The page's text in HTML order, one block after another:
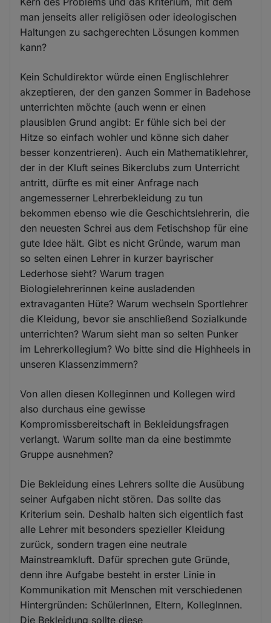
man jenseits aller religiösen oder ideologischen
Haltungen zu sachgerechten Lösungen kommen
kann?
Kein Schuldirektor würde einen Englischlehrer
akzeptieren, der den ganzen Sommer in Badehose
unterrichten möchte (auch wenn er einen
plausiblen Grund angibt: Er fühle sich bei der
Hitze so einfach wohler und könne sich daher
besser konzentrieren). Auch ein Mathematiklehrer,
der in der Kluft seines Bikerclubs zum Unterricht
antritt, dürfte es mit einer Anfrage nach
angemesserner Lehrerbekleidung zu tun
bekommen ebenso wie die Geschichtslehrerin, die
den neuesten Schrei aus dem Fetischshop für eine
gute Idee hält. Gibt es nicht Gründe, warum man
so selten einen Lehrer in kurzer bayrischer
Lederhose sieht? Warum tragen
Biologielehrerinnen keine ausladenden
extravaganten Hüte? Warum wechseln Sportlehrer
die Kleidung, bevor sie anschließend Sozialkunde
unterrichten? Warum sieht man so selten Punker
im Lehrerkollegium? Wo bitte sind die Highheels in
unseren Klassenzimmern?
Von allen diesen Kolleginnen und Kollegen wird
also durchaus eine gewisse
Kompromissbereitschaft in Bekleidungsfragen
verlangt. Warum sollte man da eine bestimmte
Gruppe ausnehmen?
Die Bekleidung eines Lehrers sollte die Ausübung
seiner Aufgaben nicht stören. Das sollte das
Kriterium sein. Deshalb halten sich eigentlich fast
alle Lehrer mit besonders spezieller Kleidung
zurück, sondern tragen eine neutrale
Mainstreamkluft. Dafür sprechen gute Gründe,
denn ihre Aufgabe besteht in erster Linie in
Kommunikation mit Menschen mit verschiedenen
Hintergründen: SchülerInnen, Eltern, KollegInnen.
Die Bekleidung sollte diese